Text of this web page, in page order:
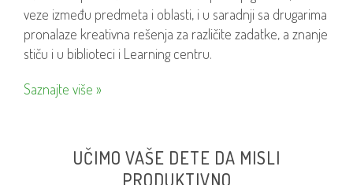
veze između predmeta i oblasti, i u saradnji sa drugarima
pronalaze kreativna rešenja za različite zadatke, a znanje
stiču i u biblioteci i Learning centru.
Saznajte više »
UČIMO VAŠE DETE DA MISLI
PRODUKTIVNO